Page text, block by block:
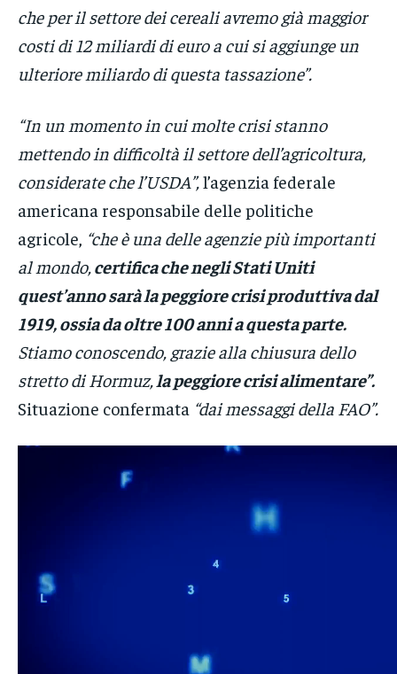
che per il settore dei cereali avremo già maggior
costi di 12 miliardi di euro a cui si aggiunge un
ulteriore miliardo di questa tassazione”.
“In un momento in cui molte crisi stanno
mettendo in difficoltà il settore dell’agricoltura,
considerate che l’USDA”,l’agenzia federale
americana responsabile delle politiche
agricole, “che è una delle agenzie più importanti
al mondo, certifica che negli Stati Uniti
quest’anno sarà la peggiore crisi produttiva dal
1919, ossia da oltre 100 anni a questa parte.
Stiamo conoscendo, grazie alla chiusura dello
stretto di Hormuz, la peggiore crisi alimentare”.
Situazione confermata “dai messaggi della FAO”.